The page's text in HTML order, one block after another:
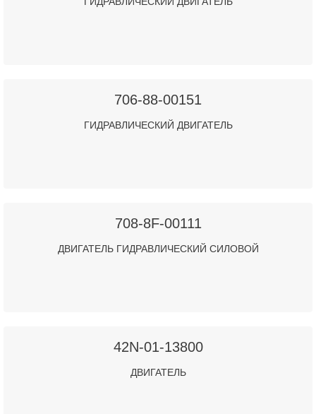
706-88-00151
ГИДРАВЛИЧЕСКИЙ ДВИГАТЕЛЬ
708-8F-00111
ДВИГАТЕЛЬ ГИДРАВЛИЧЕСКИЙ СИЛОВОЙ
42N-01-13800
ДВИГАТЕЛЬ